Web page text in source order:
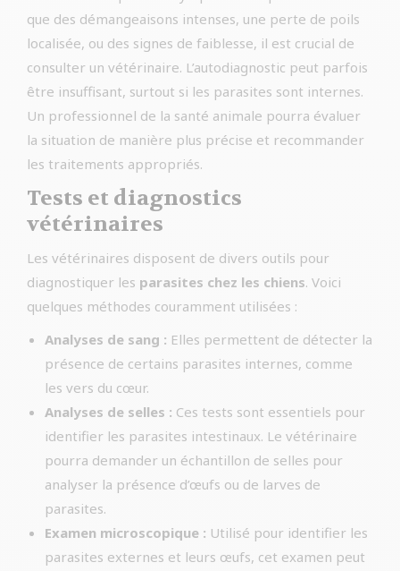
que des démangeaisons intenses, une perte de poils
localisée, ou des signes de faiblesse, il est crucial de
consulter un vétérinaire. L’autodiagnostic peut parfois
être insuffisant, surtout si les parasites sont internes.
Un professionnel de la santé animale pourra évaluer
la situation de manière plus précise et recommander
les traitements appropriés.
Tests et diagnostics
vétérinaires
Les vétérinaires disposent de divers outils pour
diagnostiquer les parasites chez les chiens. Voici
quelques méthodes couramment utilisées :
Analyses de sang : Elles permettent de détecter la
présence de certains parasites internes, comme
les vers du cœur.
Analyses de selles : Ces tests sont essentiels pour
identifier les parasites intestinaux. Le vétérinaire
pourra demander un échantillon de selles pour
analyser la présence d’œufs ou de larves de
parasites.
Examen microscopique : Utilisé pour identifier les
parasites externes et leurs œufs, cet examen peut